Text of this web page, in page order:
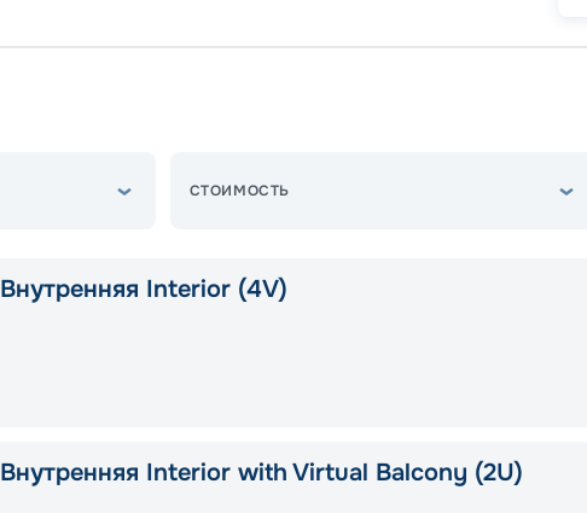
СТОИМОСТЬ
Внутренняя Interior (4V)
Внутренняя Interior with Virtual Balcony (2U)